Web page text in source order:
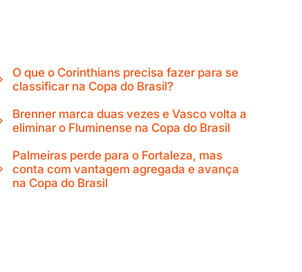
O que o Corinthians precisa fazer para se
classificar na Copa do Brasil?
Brenner marca duas vezes e Vasco volta a
eliminar o Fluminense na Copa do Brasil
Palmeiras perde para o Fortaleza, mas
conta com vantagem agregada e avança
na Copa do Brasil